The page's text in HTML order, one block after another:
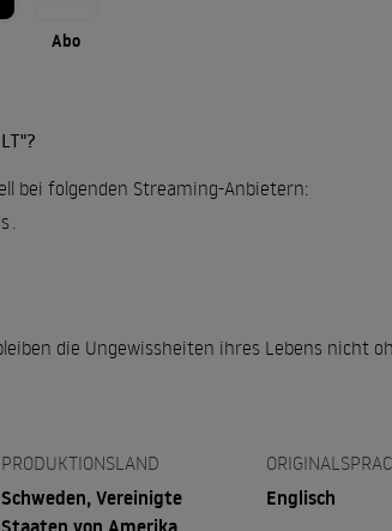
Abo
bei folgenden Streaming-Anbietern:
die Ungewissheiten ihres Lebens nicht
PRODUKTIONSLAND
Schweden, Vereinigte
Englisch